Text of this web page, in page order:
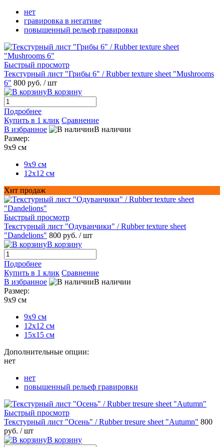
нет
гравировка в негативе
повышенный рельеф гравировки
Быстрый просмотр
Текстурный лист "Грибы 6" / Rubber texture sheet "Mushrooms
6" 800 руб. / шт
В корзину
Подробнее
Купить в 1 клик Сравнение
В избранное
В наличии
Размер:
9х9 см
9х9 см
12х12 см
Хит продаж
Быстрый просмотр
Текстурный лист "Одуванчики" / Rubber texture sheet
"Dandelions" 800 руб. / шт
В корзину
Подробнее
Купить в 1 клик Сравнение
В избранное
В наличии
Размер:
9х9 см
9х9 см
12х12 см
15х15 см
Дополнительные опции:
нет
нет
повышенный рельеф гравировки
Быстрый просмотр
Текстурный лист "Осень" / Rubber tresure sheet "Autumn" 800
руб. / шт
В корзину